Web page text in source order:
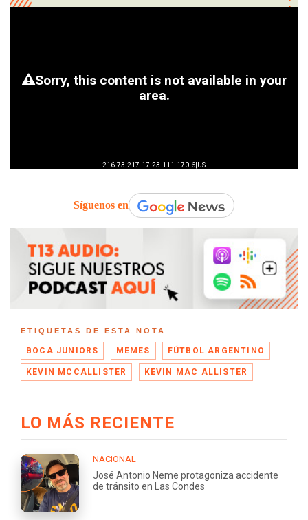
Síguenos en
ETIQUETAS DE ESTA NOTA
BOCA JUNIORS MEMES FÚTBOL ARGENTINO
KEVIN MCCALLISTER KEVIN MAC ALLISTER
LO MÁS RECIENTE
NACIONAL
José Antonio Neme protagoniza accidente
de tránsito en Las Condes